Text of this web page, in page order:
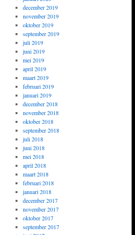
december 2019
november 2019
oktober 2019
september 2019
juli 2019
juni 2019
mei 2019
april 2019
maart 2019
februari 2019
januari 2019
december 2018
november 2018
oktober 2018
september 2018
juli 2018
juni 2018
mei 2018
april 2018
maart 2018
februari 2018
januari 2018
december 2017
november 2017
oktober 2017
september 2017